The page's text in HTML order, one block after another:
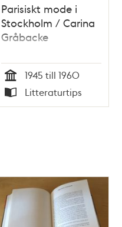
Parisiskt mode i
Stockholm / Carina
Gråbacke
Tid
1945 till 1960
Typ
Litteraturtips